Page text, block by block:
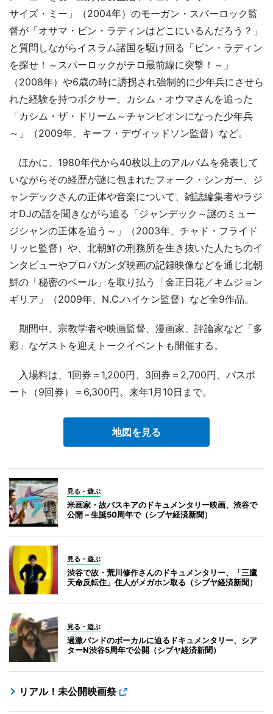
サイズ・ミー」（2004年）のモーガン・スパーロック監
督が「オサマ・ビン・ラディンはどこにいるんだろう？」
と質問しながらイスラム諸国を駆け回る「ビン・ラディン
を探せ！～スパーロックがテロ最前線に突撃！～」
（2008年）や6歳の時に誘拐され強制的に少年兵にさせら
れた経験を持つボクサー、カシム・オウマさんを追った
「カシム・ザ・ドリーム～チャンピオンになった少年兵
～」（2009年、キーフ・デヴィッドソン監督）など。
ほかに、1980年代から40枚以上のアルバムを発表して
いながらその経歴が謎に包まれたフォーク・シンガー、ジ
ャンデックさんの正体や音楽について、雑誌編集者やラジ
オDJの話を聞きながら追る「ジャンデック～謎のミュー
ジシャンの正体を追う～」（2003年、チャド・フライド
リッヒ監督）や、北朝鮮の刑務所を生き抜いた人たちのイ
ンタビューやプロパガンダ映画の記録映像などを通じ北朝
鮮の「秘密のベール」を取り払う「金正日花／キムジョン
ギリア」（2009年、N.C.ハイケン監督）など全9作品。
期間中、宗教学者や映画監督、漫画家、評論家など「多
彩」なゲストを迎えトークイベントも開催する。
入場料は、1回券＝1,200円、3回券＝2,700円、パスポ
ート（9回券）＝6,300円。来年1月10日まで。
地図を見る
見る・遊ぶ
米画家・故バスキアのドキュメンタリー映画、渋谷で
公開－生誕50周年で（シブヤ経済新聞）
見る・遊ぶ
渋谷で故・荒川修作さんのドキュメンタリー、「三鷹
天命反転住」住人がメガホン取る（シブヤ経済新聞）
見る・遊ぶ
過激バンドのボーカルに迫るドキュメンタリー、シア
ターN渋谷5周年で公開（シブヤ経済新聞）
リアル！未公開映画祭